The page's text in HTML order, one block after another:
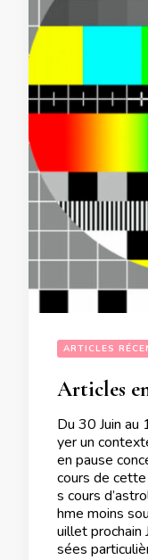
ARTICLES
Articles
Du 30 Juin au
yer un
en pause
cours de
s cours
hme moins
uillet prochain
sées